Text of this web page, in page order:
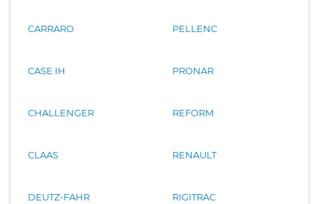
CARRARO
CASE IH
CHALLENGER
CLAAS
DEUTZ-FAHR
PELLENC
PRONAR
REFORM
RENAULT
RIGITRAC